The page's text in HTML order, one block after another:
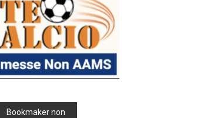
Bookmaker non